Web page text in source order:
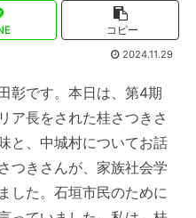
コピー
2024.11.29
彰です。本日は、第4期
ア長をされた桂さつきさ
と、中城村についてお話
つきさんが、家族社会学
した。石垣市民のために